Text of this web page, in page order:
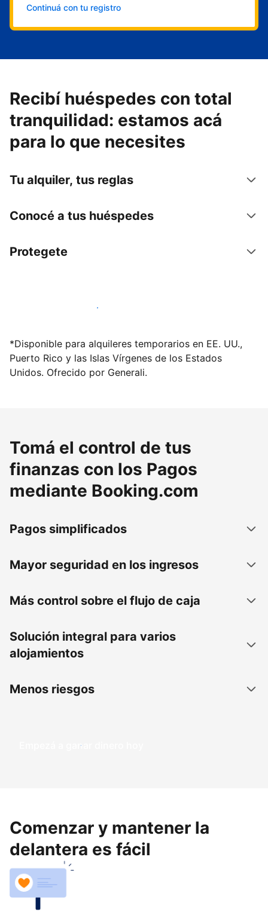
Continuá con tu registro
Recibí huéspedes con total
tranquilidad: estamos acá
para lo que necesites
Tu alquiler, tus reglas
Conocé a tus huéspedes
Protegete
Publicá en nuestra plataforma hoy
*Disponible para alquileres temporarios en EE. UU.,
Puerto Rico y las Islas Vírgenes de los Estados
Unidos. Ofrecido por Generali.
Tomá el control de tus
finanzas con los Pagos
mediante Booking.com
Pagos simplificados
Mayor seguridad en los ingresos
Más control sobre el flujo de caja
Solución integral para varios
alojamientos
Menos riesgos
Empezá a ganar dinero hoy
Comenzar y mantener la
delantera es fácil